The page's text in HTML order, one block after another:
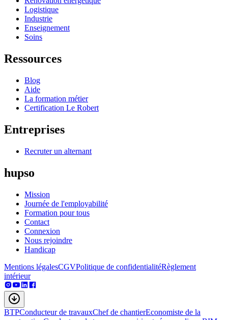
Logistique
Industrie
Enseignement
Soins
Ressources
Blog
Aide
La formation métier
Certification Le Robert
Entreprises
Recruter un alternant
hupso
Mission
Journée de l'employabilité
Formation pour tous
Contact
Connexion
Nous rejoindre
Handicap
Mentions légalesCGVPolitique de confidentialitéRèglement
intérieur
BTPConducteur de travauxChef de chantierEconomiste de la